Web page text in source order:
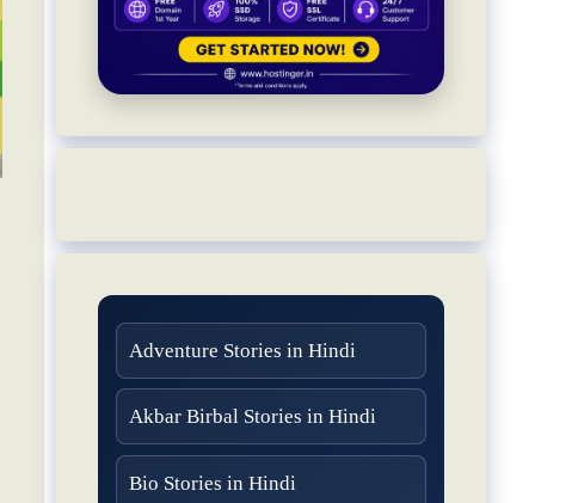
Adventure Stories in Hindi
Akbar Birbal Stories in Hindi
Bio Stories in Hindi